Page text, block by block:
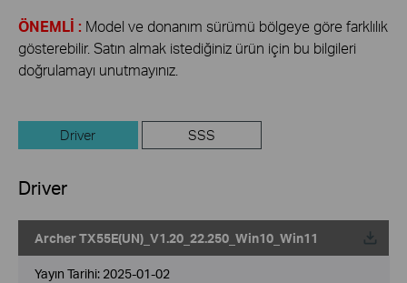
ÖNEMLİ : Model ve donanım sürümü bölgeye göre farklılık
gösterebilir. Satın almak istediğiniz ürün için bu bilgileri
doğrulamayı unutmayınız.
Driver SSS
Driver
Archer TX55E(UN)_V1.20_22.250_Win10_Win11
Yayın Tarihi: 2025-01-02